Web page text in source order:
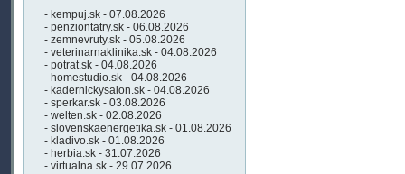
- kempuj.sk - 07.08.2026
- penziontatry.sk - 06.08.2026
- zemnevruty.sk - 05.08.2026
- veterinarnaklinika.sk - 04.08.2026
- potrat.sk - 04.08.2026
- homestudio.sk - 04.08.2026
- kadernickysalon.sk - 04.08.2026
- sperkar.sk - 03.08.2026
- welten.sk - 02.08.2026
- slovenskaenergetika.sk - 01.08.2026
- kladivo.sk - 01.08.2026
- herbia.sk - 31.07.2026
- virtualna.sk - 29.07.2026